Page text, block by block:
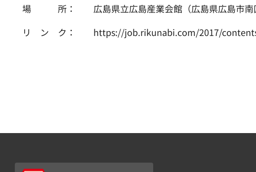
場 所： 広島県立広島産業会館（広島県広島市南区
リ ン ク： https://job.rikunabi.com/2017/contents/